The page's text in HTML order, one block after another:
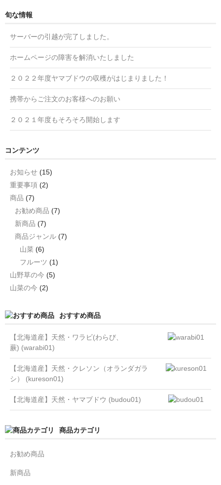
旬な情報
サーバーの引越が完了しました。
ホームページの障害を解消いたしました
２０２２年度ヤマブドウの収穫がはじまりました！
携帯からご注文のお客様へのお願い
２０２１年度もそろそろ開始します
コンテンツ
お知らせ (15)
重要事項 (2)
商品 (7)
お勧め商品 (7)
新商品 (7)
商品ジャンル (7)
山菜 (6)
フルーツ (1)
山野草の今 (5)
山菜の今 (2)
おすすめ商品
【北海道産】天然・ワラビ(わらび、
蕨) (warabi01)
【北海道産】天然・クレソン（オランダガラ
シ） (kureson01)
【北海道産】天然・ヤマブドウ (budou01)
商品カテゴリ
お勧め商品
新商品